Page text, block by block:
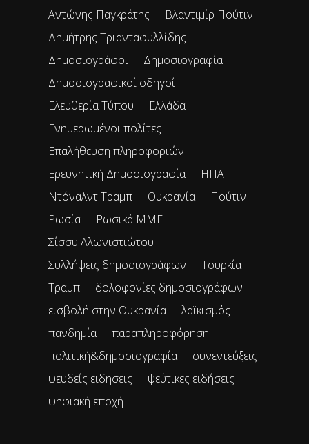
Αντώνης Παγκράτης
Βλαντιμίρ Πούτιν
Δημήτρης Τριανταφυλλίδης
Δημοσιογράφοι
Δημοσιογραφία
Δημοσιογραφικοί οδηγοί
Ελευθερία Τύπου
Ελλάδα
Ενημερωμένοι πολίτες
Επαλήθευση πληροφοριών
Ερευνητική Δημοσιογραφία
ΗΠΑ
Ντόναλντ Τραμπ
Ουκρανία
Πούτιν
Ρωσία
Ρωσικά ΜΜΕ
Σίσσυ Αλωνιστιώτου
Συλλήψεις δημοσιογράφων
Τουρκία
Τραμπ
δολοφονίες δημοσιογράφων
εισβολή στην Ουκρανία
λαϊκισμός
πανδημία
παραπληροφόρηση
πολιτική&δημοσιογραφία
συνεντεύξεις
ψευδείς ειδησεις
ψεύτικες ειδήσεις
ψηφιακή εποχή